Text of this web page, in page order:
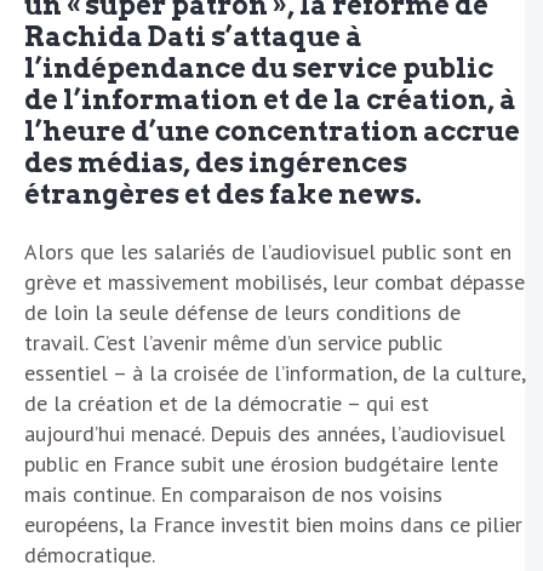
Rachida Dati s’attaque à
l’indépendance du service public
de l’information et de la création, à
l’heure d’une concentration accrue
des médias, des ingérences
étrangères et des fake news.
Alors que les salariés de l’audiovisuel public sont en
grève et massivement mobilisés, leur combat dépasse
de loin la seule défense de leurs conditions de
travail. C’est l’avenir même d’un service public
essentiel – à la croisée de l’information, de la culture,
de la création et de la démocratie – qui est
aujourd’hui menacé. Depuis des années, l’audiovisuel
public en France subit une érosion budgétaire lente
mais continue. En comparaison de nos voisins
européens, la France investit bien moins dans ce pilier
démocratique.